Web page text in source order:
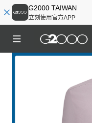
G2000 TAIWAN
立刻使用官方APP